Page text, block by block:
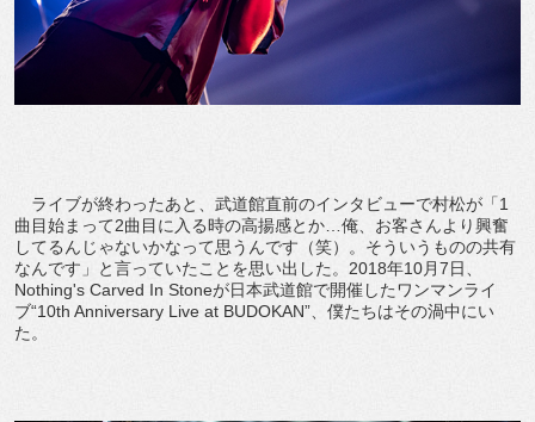
ライブが終わったあと、武道館直前のインタビューで村松が「1
曲目始まって2曲目に入る時の高揚感とか…俺、お客さんより興奮
してるんじゃないかなって思うんです（笑）。そういうものの共有
なんです」と言っていたことを思い出した。2018年10月7日、
Nothing's Carved In Stoneが日本武道館で開催したワンマンライ
ブ“10th Anniversary Live at BUDOKAN”、僕たちはその渦中にい
た。